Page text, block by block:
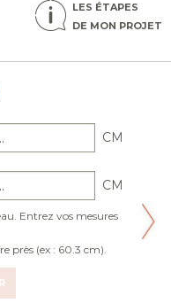
LES ÉTAPES
DE MON PROJET
CM
CM
Entrez vos mesures
près (ex : 60.3 cm).